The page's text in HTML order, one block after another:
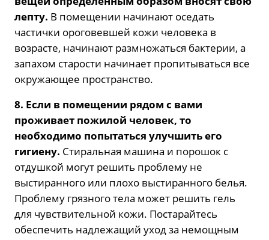
лепту. В помещении начинают оседать
частички ороговевшей кожи человека в
возрасте, начинают размножаться бактерии, а
запахом старости начинает пропитываться все
окружающее пространство.
8. Если в помещении рядом с вами
проживает пожилой человек, то
необходимо попытаться улучшить его
гигиену. Стиральная машина и порошок с
отдушкой могут решить проблему не
выстиранного или плохо выстиранного белья.
Проблему грязного тела может решить гель
для чувствительной кожи. Постарайтесь
обеспечить надлежащий уход за немощным